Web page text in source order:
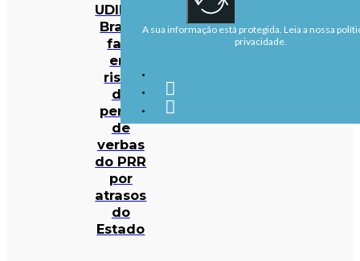
UDIPSS
Braga
fala
em
risco
de
perda
de
verbas
do PRR
por
atrasos
do
Estado
A sua informação está protegida. Leia a nossa
privacidade.